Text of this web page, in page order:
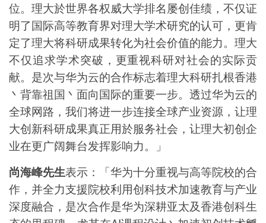
位。理大於世界各权威大学排名屡创佳绩，不仅证
明了国际高等教育界对理大学术研究的认可，更肯
定了理大将科研成果转化为社会价值的能力。理大
不仅追求学术突破，更重视科研对社会的实际贡
献。是次与华为云的合作标志着理大科研扎根香港
丶背靠祖国丶面向国际的重要一步。透过华为云的
全球网路，我们将进一步连接全球产业资源，让理
大创新科研成果真正用於服务社会，让理大初创企
业在更广阔舞台发挥影响力。」
尚海峰先生表示：「华为十分重视与高等院校的合
作，并全力支援院校利用创科技术加速教育与产业
深度融合，是次合作是华为深耕亚太及香港创科生